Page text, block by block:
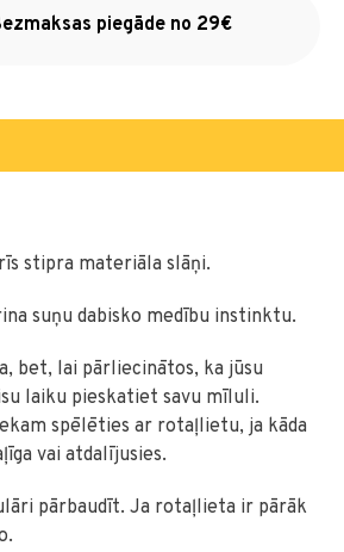
piegāde no 29€
stipra materiāla slāņi.
suņu dabisko medību instinktu.
bet, lai pārliecinātos, ka jūsu
laiku pieskatiet savu mīluli.
spēlēties ar rotaļlietu, ja kāda
vai atdalījusies.
pārbaudīt. Ja rotaļlieta ir pārāk